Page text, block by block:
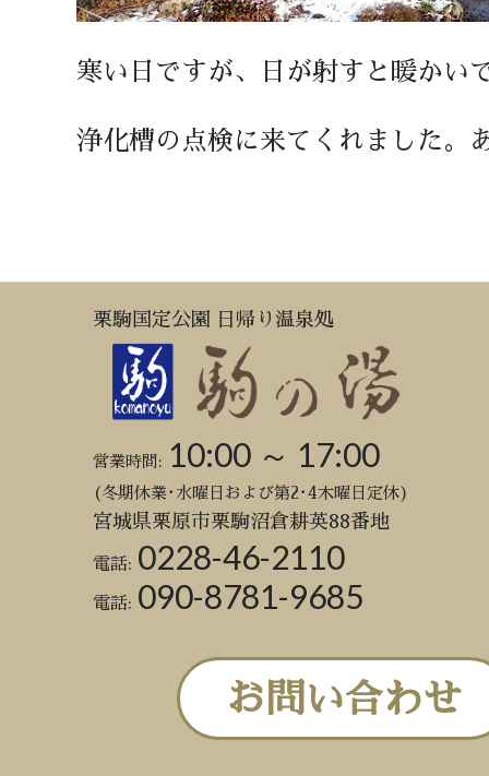
寒い日ですが、日が射すと暖かい
浄化槽の点検に来てくれました。
栗駒国定公園 日帰り温泉処
営業時間: 10:00 ～ 17:00
(冬期休業･水曜日および第2･4木曜日定休)
宮城県栗原市栗駒沼倉耕英88番地
電話: 0228-46-2110
電話: 090-8781-9685
お問い合わせ